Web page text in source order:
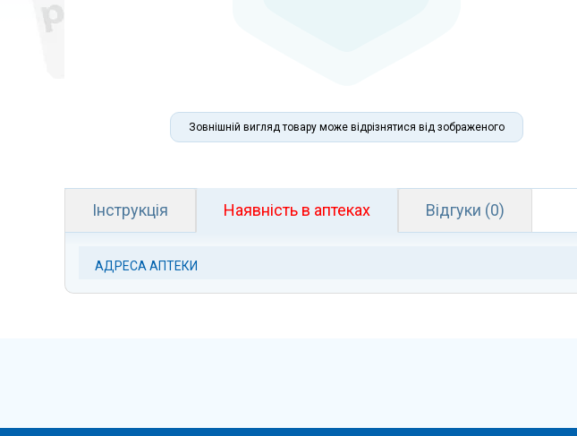
Зовнішній вигляд товару може відрізнятися від зображеного
Інструкція Наявність в аптеках Відгуки (0)
АДРЕСА АПТЕКИ